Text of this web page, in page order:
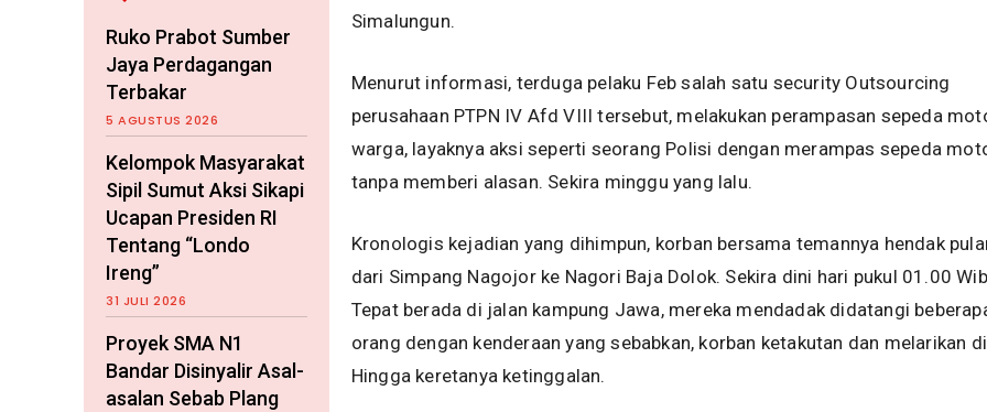
Ruko Prabot Sumber
Jaya Perdagangan
Terbakar
5 AGUSTUS 2026
Kelompok Masyarakat
Sipil Sumut Aksi Sikapi
Ucapan Presiden RI
Tentang “Londo
Ireng”
31 JULI 2026
Proyek SMA N1
Bandar Disinyalir Asal-
asalan Sebab Plang
Simalungun.
Menurut informasi, terduga pelaku Feb salah satu security Outsourcing
perusahaan PTPN IV Afd VIII tersebut, melakukan perampasan sepeda
warga, layaknya aksi seperti seorang Polisi dengan merampas sepeda
tanpa memberi alasan. Sekira minggu yang lalu.
Kronologis kejadian yang dihimpun, korban bersama temannya hendak
dari Simpang Nagojor ke Nagori Baja Dolok. Sekira dini hari pukul 01.00
Tepat berada di jalan kampung Jawa, mereka mendadak didatangi
orang dengan kenderaan yang sebabkan, korban ketakutan dan melarikan
Hingga keretanya ketinggalan.